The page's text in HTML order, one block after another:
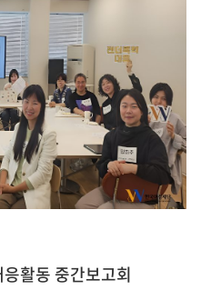
활동 중간보고회